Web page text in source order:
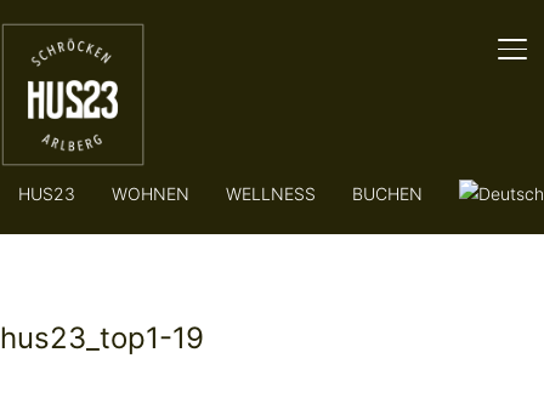
HUS23 WOHNEN WELLNESS BUCHEN
hus23_top1-19